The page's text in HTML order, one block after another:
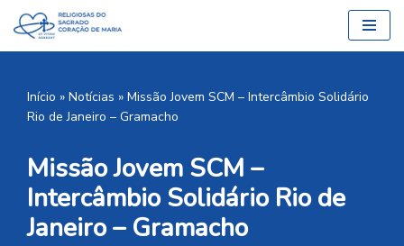
Pular
conteúdo
Início » Notícias » Missão Jovem SCM – Intercâmbio Solidário
Rio de Janeiro – Gramacho
Missão Jovem SCM –
Intercâmbio Solidário Rio de
Janeiro – Gramacho